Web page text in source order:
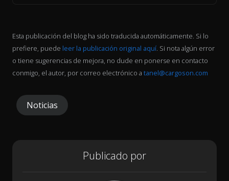
Esta publicación del blog ha sido traducida automáticamente. Si lo
prefiere, puede leer la publicación original aquí. Si nota algún error
o tiene sugerencias de mejora, no dude en ponerse en contacto
conmigo, el autor, por correo electrónico a tanel@cargoson.com
Noticias
Publicado por